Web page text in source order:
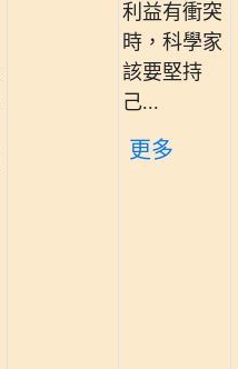
利益有衝突
時，科學家
該要堅持
己...
更多